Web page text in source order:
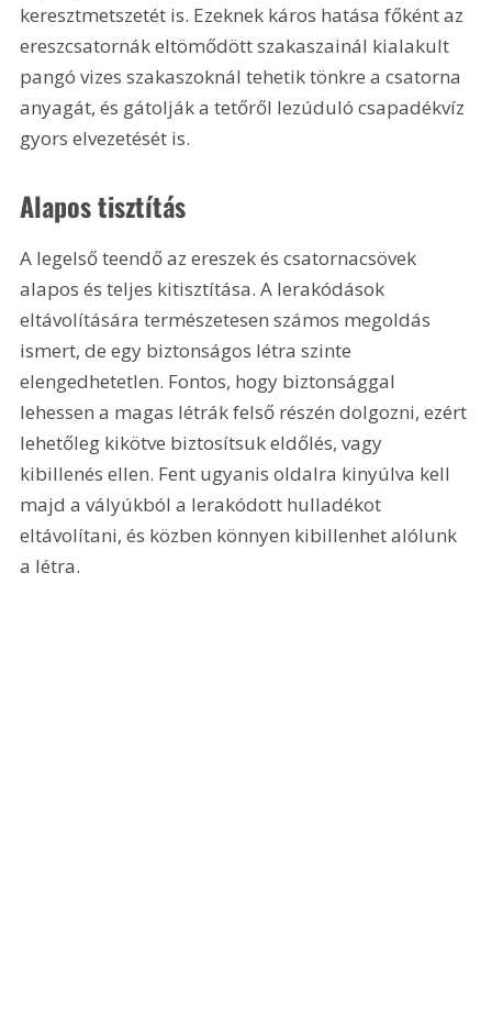
keresztmetszetét is. Ezeknek káros hatása főként az
ereszcsatornák eltömődött szakaszainál kialakult
pangó vizes szakaszoknál tehetik tönkre a csatorna
anyagát, és gátolják a tetőről lezúduló csapadékvíz
gyors elvezetését is.
Alapos tisztítás
A legelső teendő az ereszek és csatornacsövek
alapos és teljes kitisztítása. A lerakódások
eltávolítására természetesen számos megoldás
ismert, de egy biztonságos létra szinte
elengedhetetlen. Fontos, hogy biztonsággal
lehessen a magas létrák felső részén dolgozni, ezért
lehetőleg kikötve biztosítsuk eldőlés, vagy
kibillenés ellen. Fent ugyanis oldalra kinyúlva kell
majd a vályúkból a lerakódott hulladékot
eltávolítani, és közben könnyen kibillenhet alólunk
a létra.